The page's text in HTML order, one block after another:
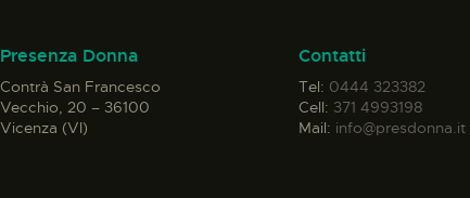
Presenza Donna
Contrà San Francesco
Vecchio, 20 – 36100
Vicenza (VI)
Contatti
Tel: 0444 323382
Cell: 371 4993198
Mail: info@presdonna.it